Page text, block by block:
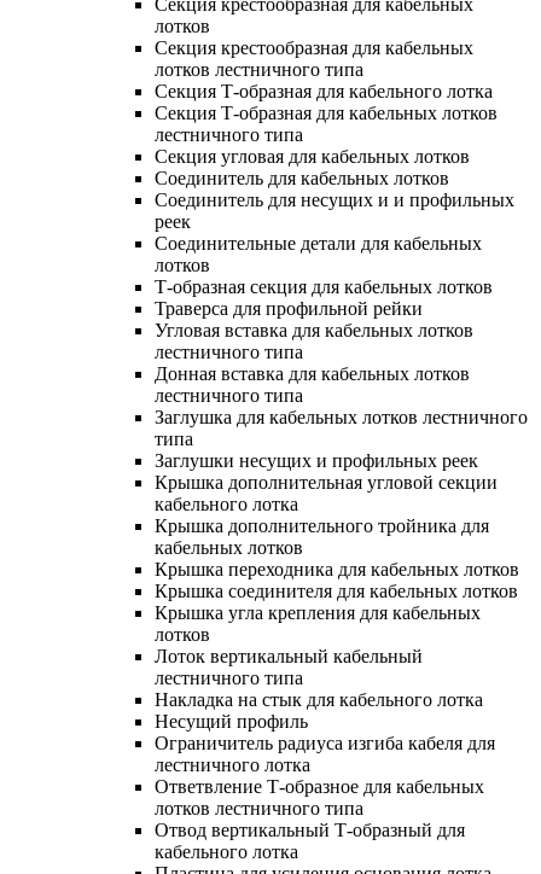
лотков
Секция крестообразная для кабельных
лотков лестничного типа
Секция Т-образная для кабельного лотка
Секция Т-образная для кабельных лотков
лестничного типа
Секция угловая для кабельных лотков
Соединитель для кабельных лотков
Соединитель для несущих и и профильных
реек
Соединительные детали для кабельных
лотков
Т-образная секция для кабельных лотков
Траверса для профильной рейки
Угловая вставка для кабельных лотков
лестничного типа
Донная вставка для кабельных лотков
лестничного типа
Заглушка для кабельных лотков лестничного
типа
Заглушки несущих и профильных реек
Крышка дополнительная угловой секции
кабельного лотка
Крышка дополнительного тройника для
кабельных лотков
Крышка переходника для кабельных лотков
Крышка соединителя для кабельных лотков
Крышка угла крепления для кабельных
лотков
Лоток вертикальный кабельный
лестничного типа
Накладка на стык для кабельного лотка
Несущий профиль
Ограничитель радиуса изгиба кабеля для
лестничного лотка
Ответвление Т-образное для кабельных
лотков лестничного типа
Отвод вертикальный Т-образный для
кабельного лотка